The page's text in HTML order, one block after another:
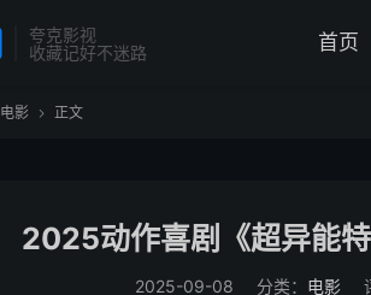
夸克影视
收藏记好不迷路
首页
电影  正文
2025动作喜剧《超异能
2025-09-08 分类： 电影